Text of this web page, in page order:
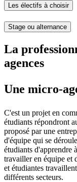
Les électifs à choisir
Stage ou alternance
La
agences
Une micro-
C'est un projet en
étudiants répondront
proposé par une
d'équipe qui se
étudiants d'apprendre
travailler en équipe et
et étudiantes
différents secteurs.